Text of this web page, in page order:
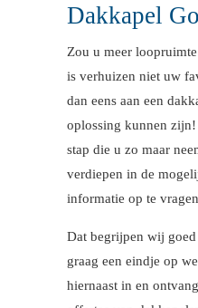
Dakkapel
Zou u meer
is verhuizen niet uw
dan eens aan een
oplossing kunnen
stap die u zo maar
verdiepen in de
informatie op te
Dat begrijpen wij
graag een eindje op
hiernaast in en